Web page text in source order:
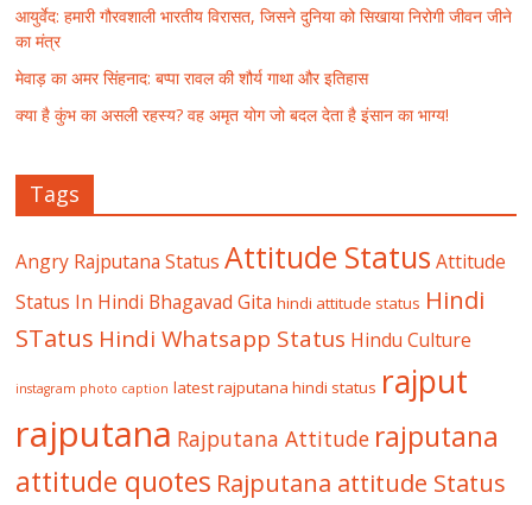
आयुर्वेद: हमारी गौरवशाली भारतीय विरासत, जिसने दुनिया को सिखाया निरोगी जीवन जीने
का मंत्र
मेवाड़ का अमर सिंहनाद: बप्पा रावल की शौर्य गाथा और इतिहास
क्या है कुंभ का असली रहस्य? वह अमृत योग जो बदल देता है इंसान का भाग्य!
Tags
Angry Rajputana Status Attitude Status Attitude
Status In Hindi Bhagavad Gita hindi attitude status Hindi
STatus Hindi Whatsapp Status Hindu Culture
instagram photo caption latest rajputana hindi status rajput
rajputana Rajputana Attitude rajputana
attitude quotes Rajputana attitude Status